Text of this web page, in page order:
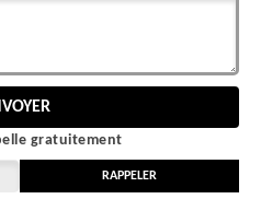
gratuitement